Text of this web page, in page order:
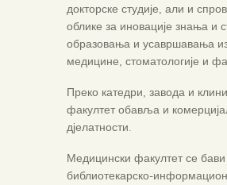
докторске студије, али и
облике за иновације знања и
образовања и усавршавања
медицине, стоматологије и
Преко катедри, завода и
факултет обавља и
дјелатности.
Медицински факултет се
библиотекарско-